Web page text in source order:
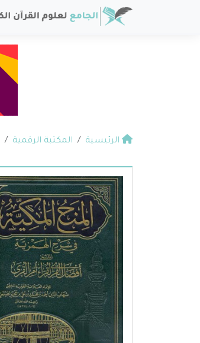
الرئيسية المكتبة الرقمية